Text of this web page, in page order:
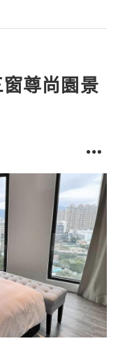
星座分析儀區 」
尊尚園景